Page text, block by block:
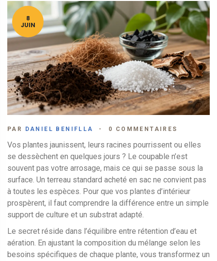
8
JUIN
PAR DANIEL BENIFLLA 0 COMMENTAIRES
Vos plantes jaunissent, leurs racines pourrissent ou elles
se dessèchent en quelques jours ? Le coupable n’est
souvent pas votre arrosage, mais ce qui se passe sous la
surface. Un terreau standard acheté en sac ne convient pas
à toutes les espèces. Pour que vos plantes d’intérieur
prospèrent, il faut comprendre la différence entre un simple
support de culture et un substrat adapté.
Le secret réside dans l’équilibre entre rétention d’eau et
aération. En ajustant la composition du mélange selon les
besoins spécifiques de chaque plante, vous transformez un